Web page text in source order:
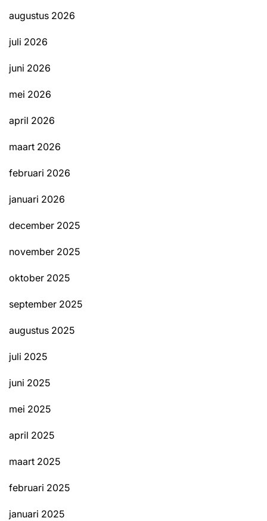
augustus 2026
juli 2026
juni 2026
mei 2026
april 2026
maart 2026
februari 2026
januari 2026
december 2025
november 2025
oktober 2025
september 2025
augustus 2025
juli 2025
juni 2025
mei 2025
april 2025
maart 2025
februari 2025
januari 2025